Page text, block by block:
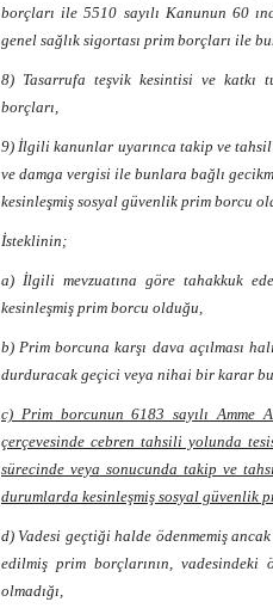
borçları ile 5510 sayılı Kanunun 60
genel sağlık sigortası prim borçları ile
8) Tasarrufa teşvik kesintisi ve katkı
borçları,
9) İlgili kanunlar uyarınca takip ve
ve damga vergisi ile bunlara bağlı
kesinleşmiş sosyal güvenlik prim borcu
İsteklinin;
a) İlgili mevzuatına göre tahakkuk
kesinleşmiş prim borcu olduğu,
b) Prim borcuna karşı dava açılması
durduracak geçici veya nihai bir karar
c) Prim borcunun 6183 sayılı Amme
çerçevesinde cebren tahsili yolunda
sürecinde veya sonucunda takip ve
durumlarda kesinleşmiş sosyal güvenlik
d) Vadesi geçtiği halde ödenmemiş
edilmiş prim borçlarının, vadesindeki
olmadığı,